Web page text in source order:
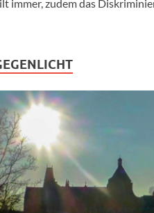
immer, zudem das